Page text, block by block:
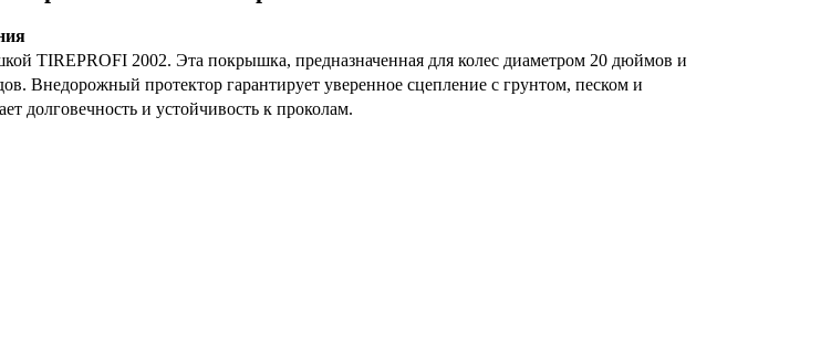
TIREPROFI 2002. Эта покрышка, предназначенная для колес диаметром 20 дюймов и
Внедорожный протектор гарантирует уверенное сцепление с грунтом, песком и
долговечность и устойчивость к проколам.